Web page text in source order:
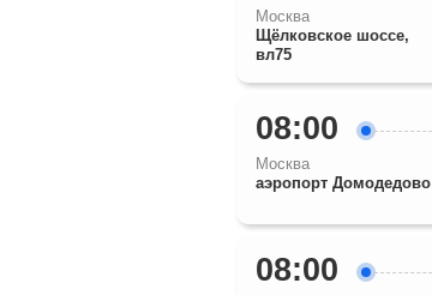
Москва
Щёлковское шоссе,
вл75
08:00
Москва
аэропорт Домодедово
08:00